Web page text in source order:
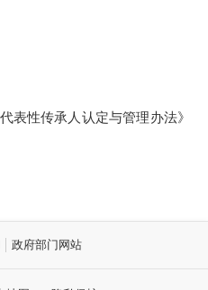
表性传承人认定与管理办法》
政府部门网站